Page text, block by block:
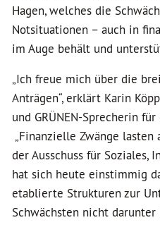
Hagen, welches die
Notsituationen – auch in
im Auge behält und
„Ich freue mich über die
Anträgen“, erklärt Karin
und GRÜNEN-Sprecherin
„Finanzielle Zwänge lasten
der Ausschuss für Soziales,
hat sich heute einstimmig
etablierte Strukturen zur
Schwächsten nicht darunter